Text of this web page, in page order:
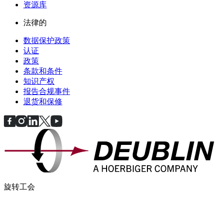
资源库
法律的
数据保护政策
认证
政策
条款和条件
知识产权
报告合规事件
退货和保修
旋转工会